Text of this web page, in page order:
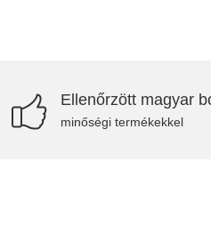
Ellenőrzött magyar
minőségi termékekkel